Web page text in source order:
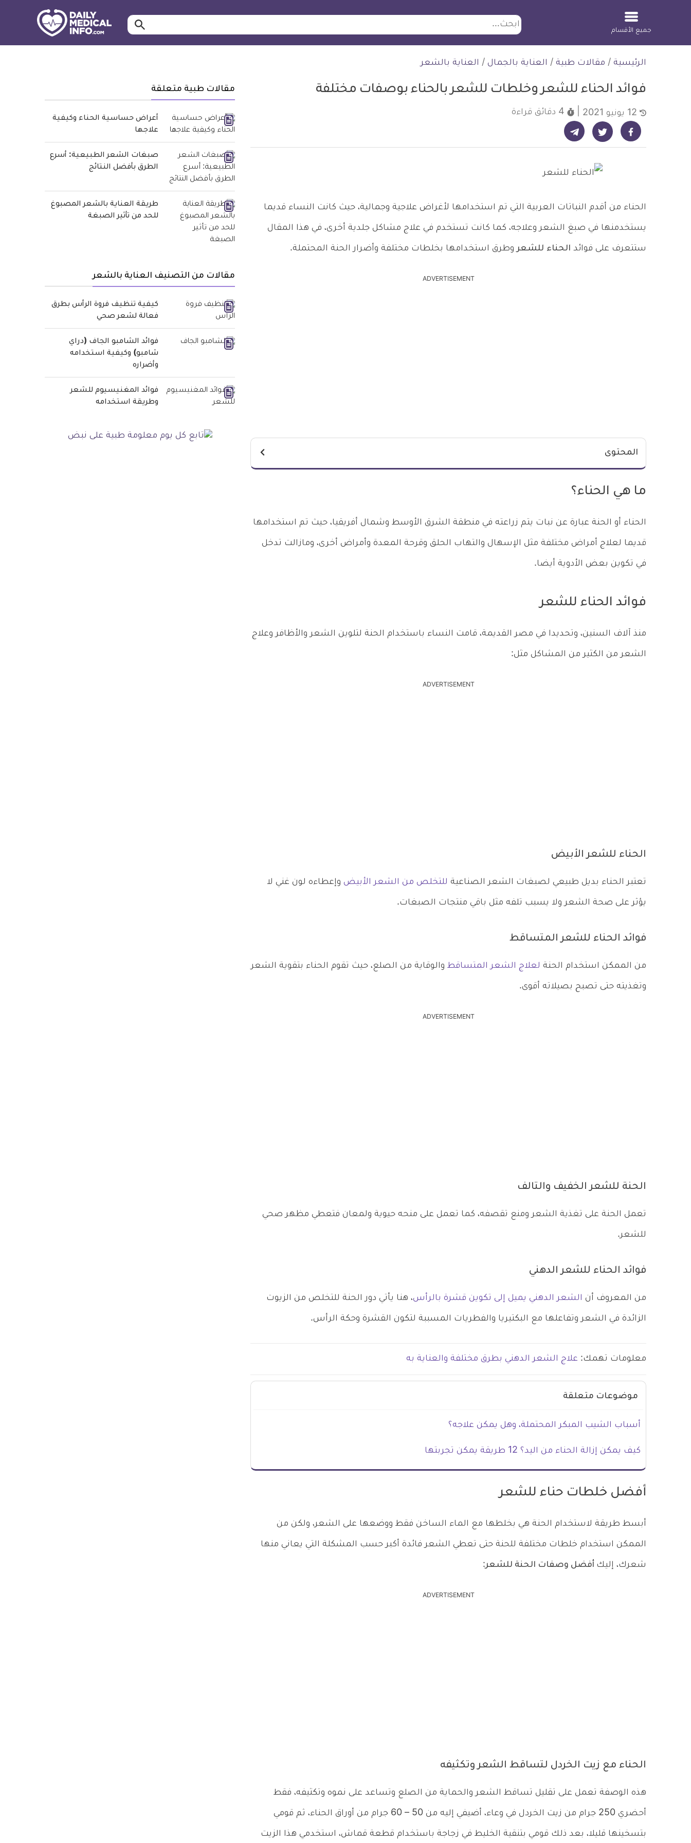
ابحث ابحث…
جميع الأقسام
الرئيسية / مقالات طبية / العناية بالجمال / العناية بالشعر
فوائد الحناء للشعر وخلطات للشعر بالحناء بوصفات مختلفة
4 دقائق قراءة
شارك على فيسبوك - ديلي ميديكال انفو شارك على تويتر - ديلي ميديكال انفو شارك على تيليجرام - ديلي ميديكال انفو
الحناء من أقدم النباتات العربية التي تم استخدامها لأغراض علاجية وجمالية، حيث كانت النساء قديما
يستخدمنها في صبغ الشعر وعلاجه، كما كانت تستخدم في علاج مشاكل جلدية أخرى، في هذا المقال
ستتعرف على فوائد الحناء للشعر وطرق استخدامها بخلطات مختلفة وأضرار الحنة المحتملة.
ADVERTISEMENT
المحتوى
ما هي الحناء؟
الحناء أو الحنة عبارة عن نبات يتم زراعته في منطقة الشرق الأوسط وشمال أفريقيا، حيث تم استخدامها
قديما لعلاج أمراض مختلفة مثل الإسهال والتهاب الحلق وقرحة المعدة وأمراض أخرى، ومازالت تدخل
في تكوين بعض الأدوية أيضا.
فوائد الحناء للشعر
منذ آلاف السنين، وتحديدا في مصر القديمة، قامت النساء باستخدام الحنة لتلوين الشعر والأظافر وعلاج
الشعر من الكثير من المشاكل مثل:
ADVERTISEMENT
الحناء للشعر الأبيض
تعتبر الحناء بديل طبيعي لصبغات الشعر الصناعية للتخلص من الشعر الأبيض وإعطاءه لون غني لا
يؤثر على صحة الشعر ولا يسبب تلفه مثل باقي منتجات الصبغات.
فوائد الحناء للشعر المتساقط
من الممكن استخدام الحنة لعلاج الشعر المتساقط والوقاية من الصلع، حيث تقوم الحناء بتقوية الشعر
وتغذيته حتى تصبح بصيلاته أقوى.
ADVERTISEMENT
الحنة للشعر الخفيف والتالف
تعمل الحنة على تغذية الشعر ومنع تقصفه، كما تعمل على منحه حيوية ولمعان فتعطي مظهر صحي
للشعر.
فوائد الحناء للشعر الدهني
من المعروف أن الشعر الدهني يميل إلى تكوين قشرة بالرأس، هنا يأتي دور الحنة للتخلص من الزيوت
الزائدة في الشعر وتفاعلها مع البكتيريا والفطريات المسببة لتكون القشرة وحكة الرأس.
معلومات تهمك: علاج الشعر الدهني بطرق مختلفة والعناية به
موضوعات متعلقة
أسباب الشيب المبكر المحتملة، وهل يمكن علاجه؟
كيف يمكن إزالة الحناء من اليد؟ 12 طريقة يمكن تجربتها
أفضل خلطات حناء للشعر
أبسط طريقة لاستخدام الحنة هي بخلطها مع الماء الساخن فقط ووضعها على الشعر، ولكن من
الممكن استخدام خلطات مختلفة للحنة حتى تعطي الشعر فائدة أكبر حسب المشكلة التي يعاني منها
شعرك، إليك أفضل وصفات الحنة للشعر:
ADVERTISEMENT
الحناء مع زيت الخردل لتساقط الشعر وتكثيفه
هذه الوصفة تعمل على تقليل تساقط الشعر والحماية من الصلع وتساعد على نموه وتكثيفه، فقط
أحضري 250 جرام من زيت الخردل في وعاء، أضيفي إليه من 50 – 60 جرام من أوراق الحناء، ثم قومي
بتسخينها قليلا، بعد ذلك قومي بتنقية الخليط في زجاجة باستخدام قطعة قماش، استخدمي هذا الزيت
مقالات طبية متعلقة
أعراض حساسية الحناء وكيفية
علاجها
صبغات الشعر الطبيعية: أسرع
الطرق بأفضل النتائج
طريقة العناية بالشعر المصبوغ
للحد من تأثير الصبغة
مقالات من التصنيف العناية بالشعر
كيفية تنظيف فروة الرأس بطرق
فعالة لشعر صحي
فوائد الشامبو الجاف (دراي
شامبو) وكيفية استخدامه
وأضراره
فوائد المغنيسيوم للشعر
وطريقة استخدامه